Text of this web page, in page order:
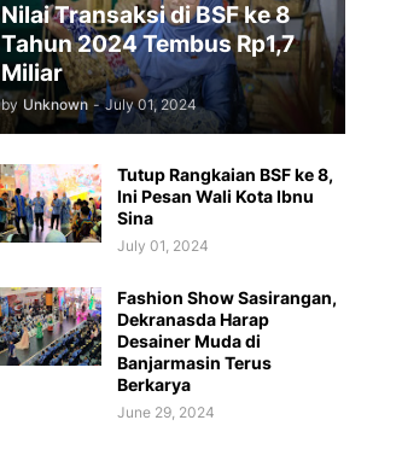
Nilai Transaksi di BSF ke 8
Tahun 2024 Tembus Rp1,7
Miliar
by Unknown - July 01, 2024
Tutup Rangkaian BSF ke 8,
Ini Pesan Wali Kota Ibnu
Sina
July 01, 2024
Fashion Show Sasirangan,
Dekranasda Harap
Desainer Muda di
Banjarmasin Terus
Berkarya
June 29, 2024